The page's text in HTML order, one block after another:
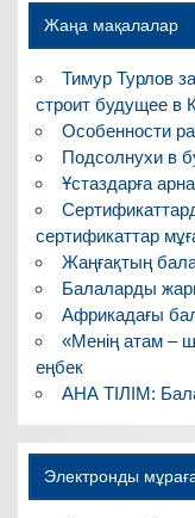
Жаңа мақалалар
Тимур Турлов
строит будущее в
Особенности
Подсолнухи в
Ұстаздарға
сертификаттар
Жаңғақтың
Балаларды
Африкадағы
«Менің атам –
еңбек
АНА ТІЛІМ:
Электронды